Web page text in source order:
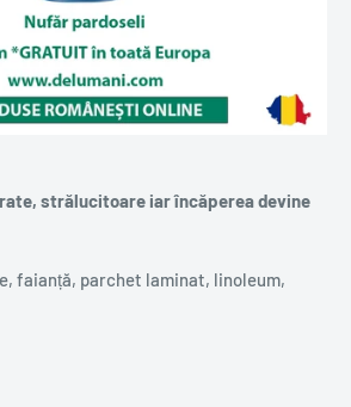
strălucitoare iar încăperea devine
faianță, parchet laminat, linoleum,